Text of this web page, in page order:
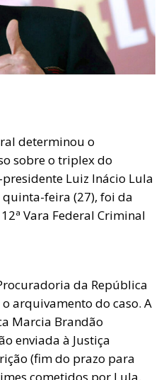
determinou o
sobre o triplex do
Luiz Inácio Lula
quinta-feira (27), foi da
Vara Federal Criminal
da República
arquivamento do caso. A
Marcia Brandão
enviada à Justiça
(fim do prazo para